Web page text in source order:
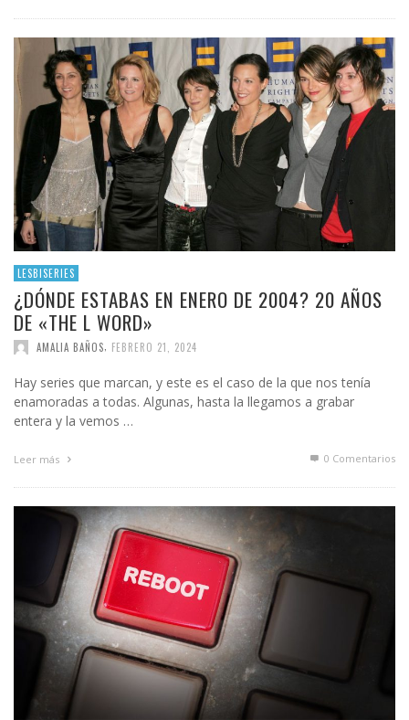
LESBISERIES
¿DÓNDE ESTABAS EN ENERO DE 2004? 20 AÑOS
DE «THE L WORD»
AMALIA BAÑOS FEBRERO 21, 2024
Hay series que marcan, y este es el caso de la que nos tenía
enamoradas a todas. Algunas, hasta la llegamos a grabar
entera y la vemos …
Leer más 0 Comentarios